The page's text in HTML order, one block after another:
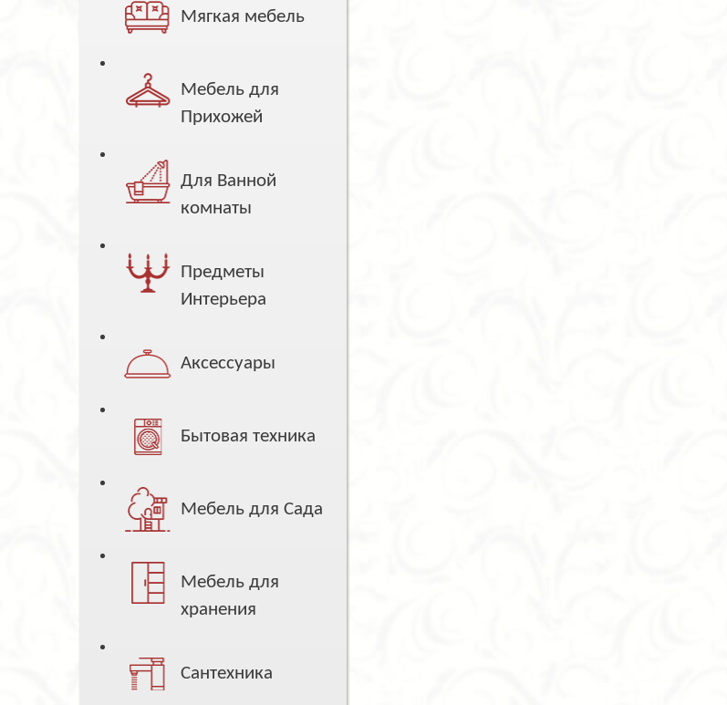
Мягкая мебель
Мебель для
Прихожей
Для Ванной
комнаты
Предметы
Интерьера
Аксессуары
Бытовая техника
Мебель для Сада
Мебель для
хранения
Сантехника